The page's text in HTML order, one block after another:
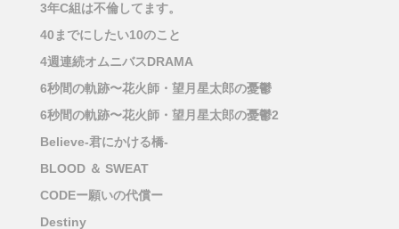
3年C組は不倫してます。
40までにしたい10のこと
4週連続オムニバスDRAMA
6秒間の軌跡〜花火師・望月星太郎の憂鬱
6秒間の軌跡〜花火師・望月星太郎の憂鬱2
Believe-君にかける橋-
BLOOD ＆ SWEAT
CODEー願いの代償ー
Destiny